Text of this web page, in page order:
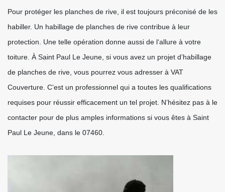
Pour protéger les planches de rive, il est toujours préconisé de les
habiller. Un habillage de planches de rive contribue à leur
protection. Une telle opération donne aussi de l‘allure à votre
toiture. À Saint Paul Le Jeune, si vous avez un projet d’habillage
de planches de rive, vous pourrez vous adresser à VAT
Couverture. C’est un professionnel qui a toutes les qualifications
requises pour réussir efficacement un tel projet. N’hésitez pas à le
contacter pour de plus amples informations si vous êtes à Saint
Paul Le Jeune, dans le 07460.